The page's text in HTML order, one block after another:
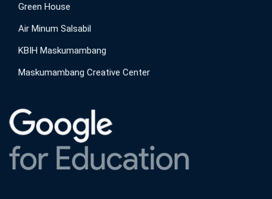
Green House
Air Minum Salsabil
KBIH Maskumambang
Maskumambang Creative Center